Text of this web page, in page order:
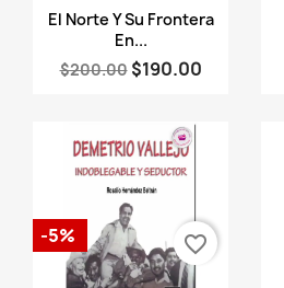
Vista rápida
El Norte Y Su Frontera
En...
$200.00 $190.00
-5% favorite_border